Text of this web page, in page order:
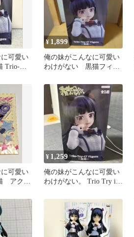
可愛い
Trio-
¥ 1,899
俺の妹がこんなに可愛い
わけがない 黒猫フィギ
可愛い
アクリ
¥ 1,259
俺の妹がこんなに可愛い
わけがない。 Trio Try iT